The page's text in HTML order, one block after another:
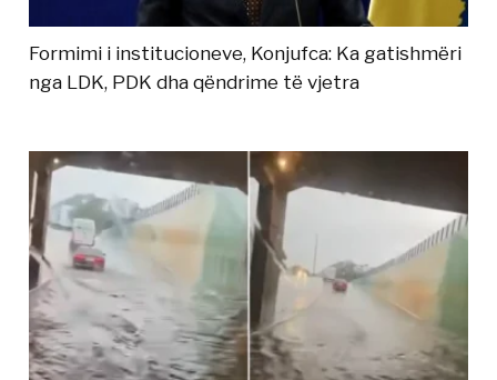
Formimi i institucioneve, Konjufca: Ka gatishmëri
nga LDK, PDK dha qëndrime të vjetra